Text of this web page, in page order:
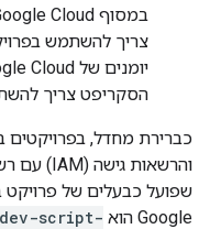
צריך להשתמש
הסקריפט צריך
שפועל כבעלים של
Google הוא
dev-script-